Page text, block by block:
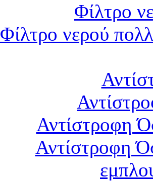
Φίλτρο
Φίλτρο νερού
Αντίστροφη
Αντίστροφη